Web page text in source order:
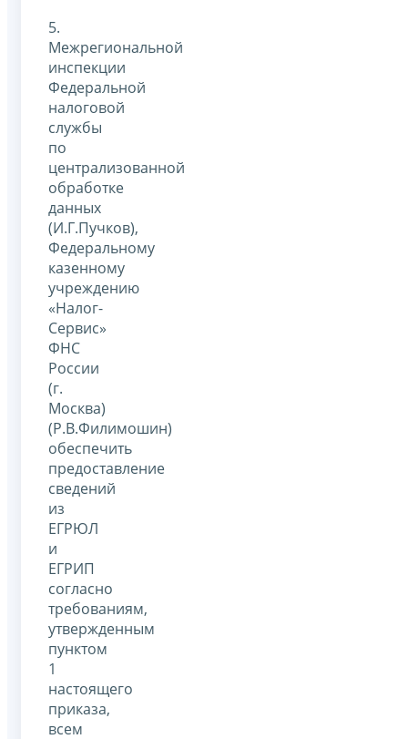
5.
Межрегиональной
инспекции
Федеральной
налоговой
службы
по
централизованной
обработке
данных
(И.Г.Пучков),
Федеральному
казенному
учреждению
«Налог-
Сервис»
ФНС
России
(г.
Москва)
(Р.В.Филимошин)
обеспечить
предоставление
сведений
из
ЕГРЮЛ
и
ЕГРИП
согласно
требованиям,
утвержденным
пунктом
1
настоящего
приказа,
всем